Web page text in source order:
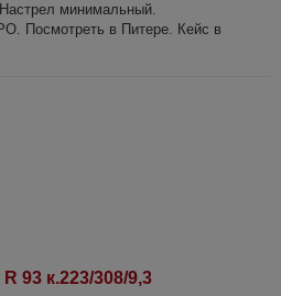
минимальный.
Посмотреть в Питере. Кейс в
93 к.223/308/9,3